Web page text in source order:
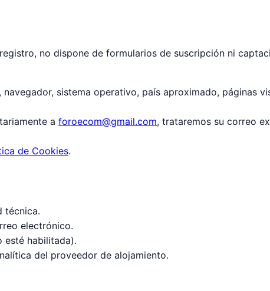
no dispone de formularios de suscripción ni
navegador, sistema operativo, país aproximado, páginas
a foroecom@gmail.com, trataremos su correo
de Cookies.
técnica.
electrónico.
esté habilitada).
del proveedor de alojamiento.